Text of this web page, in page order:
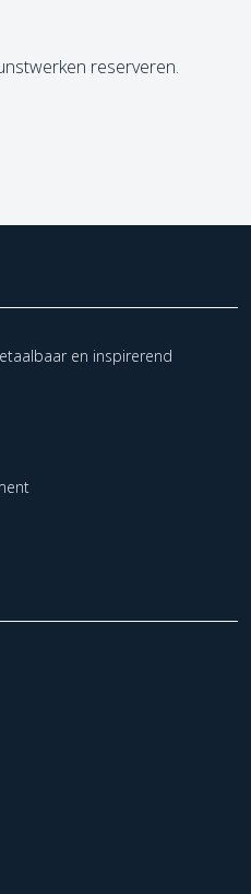
reserveren.
en inspirerend